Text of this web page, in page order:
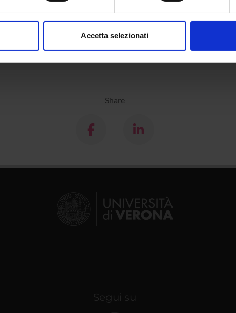
in qualsiasi momento dalla Dichiarazione sui cookie.
Accetta selezionati
Share
Segui su